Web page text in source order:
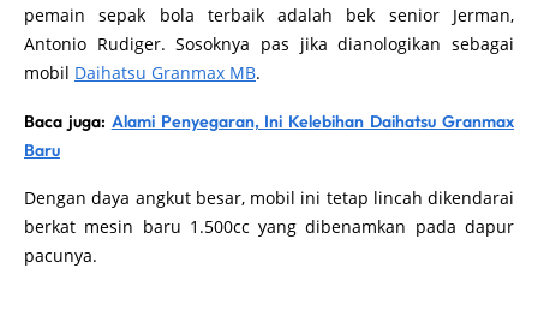
pemain sepak bola terbaik adalah bek senior Jerman,
Antonio Rudiger. Sosoknya pas jika dianologikan sebagai
mobil Daihatsu Granmax MB.
Baca juga: Alami Penyegaran, Ini Kelebihan Daihatsu Granmax
Baru
Dengan daya angkut besar, mobil ini tetap lincah dikendarai
berkat mesin baru 1.500cc yang dibenamkan pada dapur
pacunya.